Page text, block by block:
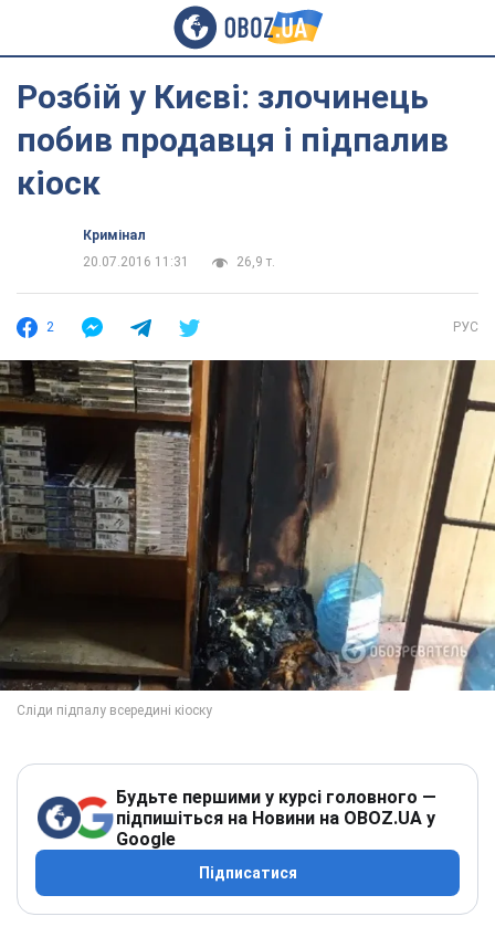
Розбій у Києві: злочинець
побив продавця і підпалив
кіоск
Кримінал
20.07.2016 11:31
26,9 т.
2 РУС
Будьте першими у курсі головного —
підпишіться на Новини на OBOZ.UA у
Google
Підписатися